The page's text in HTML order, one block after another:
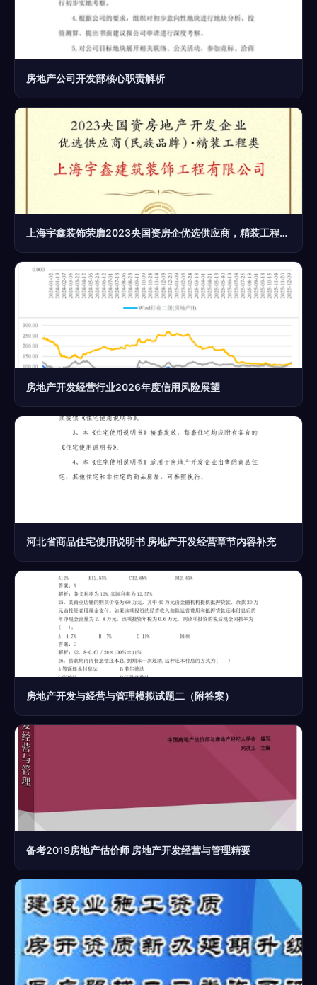
房地产公司开发部核心职责解析
上海宇鑫装饰荣膺2023央国资房企优选供应商，精装工程领域再获权威认证
房地产开发经营行业2026年度信用风险展望
河北省商品住宅使用说明书 房地产开发经营章节内容补充
房地产开发与经营与管理模拟试题二（附答案）
备考2019房地产估价师 房地产开发经营与管理精要